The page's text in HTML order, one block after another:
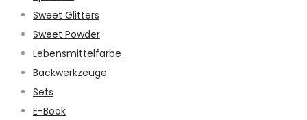
Sweet Glitters
Sweet Powder
Lebensmittelfarbe
Backwerkzeuge
Sets
E-Book